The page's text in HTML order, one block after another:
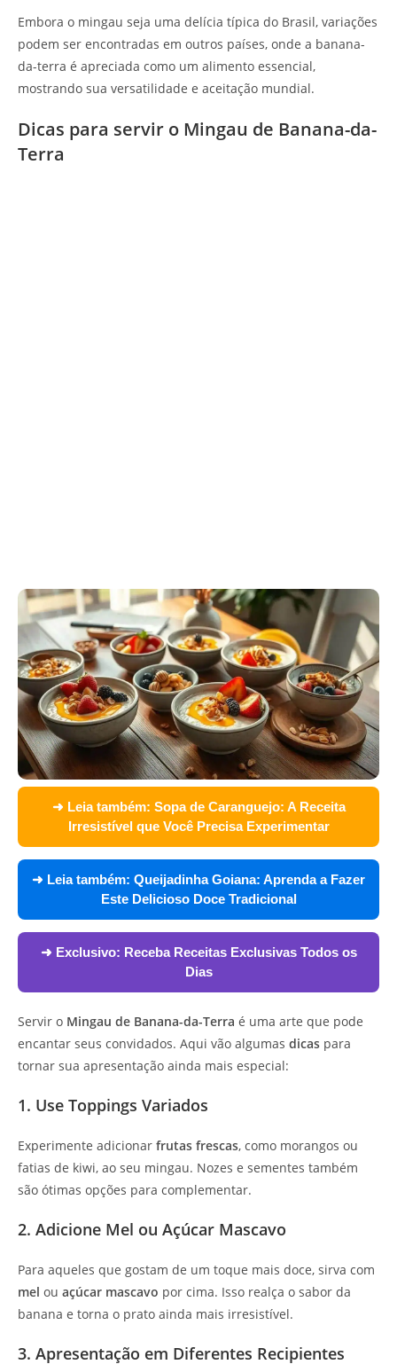
Embora o mingau seja uma delícia típica do Brasil, variações
podem ser encontradas em outros países, onde a banana-
da-terra é apreciada como um alimento essencial,
mostrando sua versatilidade e aceitação mundial.
Dicas para servir o Mingau de Banana-da-
Terra
➜ Leia também: Sopa de Caranguejo: A Receita
Irresistível que Você Precisa Experimentar
➜ Leia também: Queijadinha Goiana: Aprenda a Fazer
Este Delicioso Doce Tradicional
➜ Exclusivo: Receba Receitas Exclusivas Todos os
Dias
Servir o Mingau de Banana-da-Terra é uma arte que pode
encantar seus convidados. Aqui vão algumas dicas para
tornar sua apresentação ainda mais especial:
1. Use Toppings Variados
Experimente adicionar frutas frescas, como morangos ou
fatias de kiwi, ao seu mingau. Nozes e sementes também
são ótimas opções para complementar.
2. Adicione Mel ou Açúcar Mascavo
Para aqueles que gostam de um toque mais doce, sirva com
mel ou açúcar mascavo por cima. Isso realça o sabor da
banana e torna o prato ainda mais irresistível.
3. Apresentação em Diferentes Recipientes